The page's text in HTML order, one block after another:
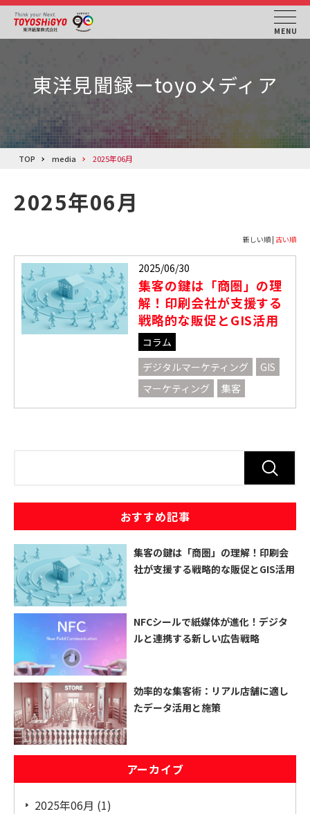
MENU
東洋見聞録ーtoyoメディア
BowNowの特長
機能一覧
料金・プラン
テキストテキスト
テキストテキスト
テキストテキスト
テキストテキスト
資料ダウンロード
TOP media 2025年06月
2025年06月
新しい順 | 古い順
2025/06/30
集客の鍵は「商圏」の理
解！印刷会社が支援する
戦略的な販促とGIS活用
コラム
デジタルマーケティング
GIS
マーケティング
集客
おすすめ記事
集客の鍵は「商圏」の理解！印刷会
社が支援する戦略的な販促とGIS活用
NFCシールで紙媒体が進化！デジタ
ルと連携する新しい広告戦略
効率的な集客術：リアル店舗に適し
たデータ活用と施策
アーカイブ
2025年06月 (1)